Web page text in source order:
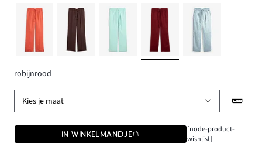
robijnrood
Kies je maat
IN WINKELMANDJE
[node-product-
wishlist]